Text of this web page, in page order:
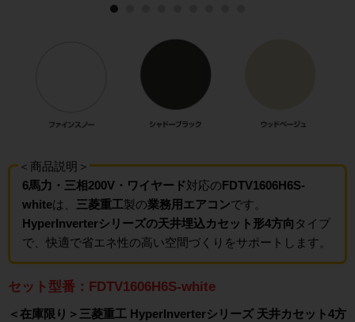
＜商品説明＞
6馬力・三相200V・ワイヤード対応のFDTV1606H6S-
whiteは、 三菱重工製の業務用エアコンです。
HyperInverterシリーズの天井埋込カセット形4方向 タイプ
で、快適で省エネ性の高い空間づくりをサポートします。
セット型番：FDTV1606H6S-white
＜在庫限り＞三菱重工 HyperInverterシリーズ 天井カセット4方